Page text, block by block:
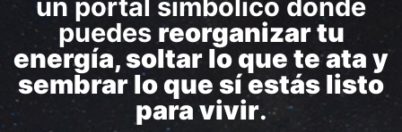
un portal simbólico donde
puedes reorganizar tu
energía, soltar lo que te ata y
sembrar lo que sí estás listo
para vivir.